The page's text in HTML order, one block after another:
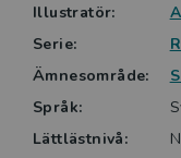
Illustratör:
Serie:
Ämnesområde:
Språk:
Lättlästnivå: